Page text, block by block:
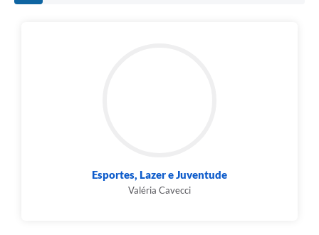
Esportes, Lazer e Juventude
Valéria Cavecci